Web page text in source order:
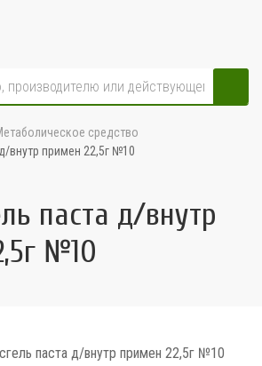
средство
внутр примен 22,5г №10
паста д/внутр
№10